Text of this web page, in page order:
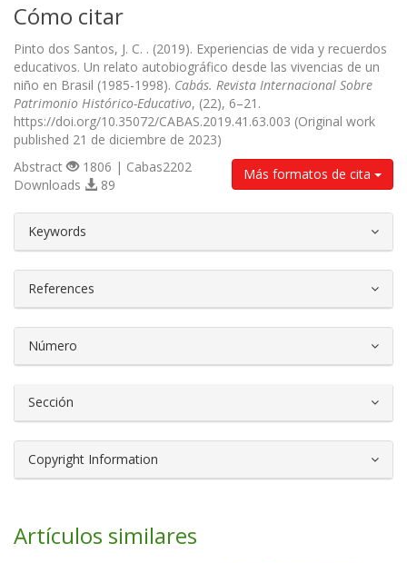
Cómo citar
Pinto dos Santos, J. C. . (2019). Experiencias de vida y recuerdos
educativos. Un relato autobiográfico desde las vivencias de un
niño en Brasil (1985-1998). Cabás. Revista Internacional Sobre
Patrimonio Histórico-Educativo, (22), 6–21.
https://doi.org/10.35072/CABAS.2019.41.63.003 (Original work
published 21 de diciembre de 2023)
Más formatos de cita
Abstract
1806 | Cabas2202
Downloads
89
Keywords
References
Número
Sección
Copyright Information
Artículos similares